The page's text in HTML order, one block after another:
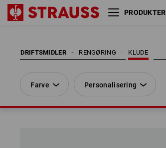
PRODUKTER
DRIFTSMIDLER KLUDE
RENGØRING
Farve Personalisering
Farve Personalisering